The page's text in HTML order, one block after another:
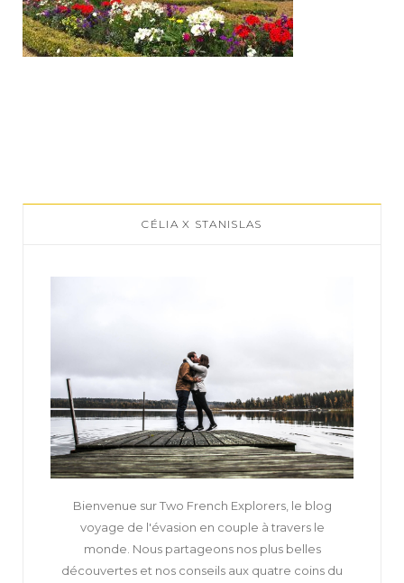
CÉLIA X STANISLAS
Bienvenue sur Two French Explorers, le blog
voyage de l'évasion en couple à travers le
monde. Nous partageons nos plus belles
découvertes et nos conseils aux quatre coins du